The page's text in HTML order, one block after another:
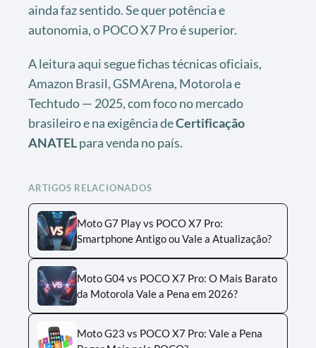
ainda faz sentido. Se quer potência e
autonomia, o POCO X7 Pro é superior.
A leitura aqui segue fichas técnicas oficiais,
Amazon Brasil, GSMArena, Motorola e
Techtudo — 2025, com foco no mercado
brasileiro e na exigência deCertificação
ANATELpara venda no país.
ARTIGOS RELACIONADOS
Moto G7 Play vs POCO X7 Pro:
Smartphone Antigo ou Vale a Atualização?
Moto G04 vs POCO X7 Pro: O Mais Barato
da Motorola Vale a Pena em 2026?
Moto G23 vs POCO X7 Pro: Vale a Pena